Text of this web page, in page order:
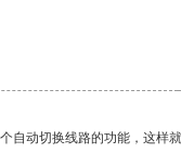
动切换线路的功能，这样